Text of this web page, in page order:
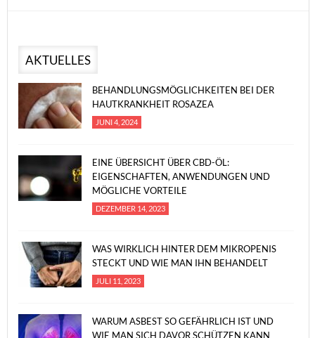
AKTUELLES
BEHANDLUNGSMÖGLICHKEITEN BEI DER
HAUTKRANKHEIT ROSAZEA
JUNI 4, 2024
EINE ÜBERSICHT ÜBER CBD-ÖL:
EIGENSCHAFTEN, ANWENDUNGEN UND
MÖGLICHE VORTEILE
DEZEMBER 14, 2023
WAS WIRKLICH HINTER DEM MIKROPENIS
STECKT UND WIE MAN IHN BEHANDELT
JULI 11, 2023
WARUM ASBEST SO GEFÄHRLICH IST UND
WIE MAN SICH DAVOR SCHÜTZEN KANN